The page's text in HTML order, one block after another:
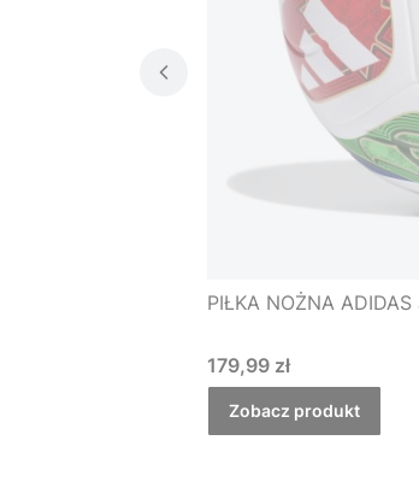
PIŁKA NOŻNA
Cena
179,99 zł
Zobacz produkt